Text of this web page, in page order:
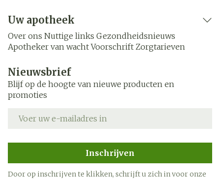
Uw apotheek
Over ons Nuttige links Gezondheidsnieuws
Apotheker van wacht Voorschrift Zorgtarieven
Nieuwsbrief
Blijf op de hoogte van nieuwe producten en
promoties
Inschrijven
Door op inschrijven te klikken, schrijft u zich in voor onze